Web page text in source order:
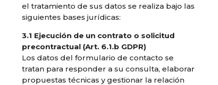
el tratamiento de sus datos se realiza bajo las
siguientes bases jurídicas:
3.1 Ejecución de un contrato o solicitud
precontractual (Art. 6.1.b GDPR)
Los datos del formulario de contacto se
tratan para responder a su consulta, elaborar
propuestas técnicas y gestionar la relación